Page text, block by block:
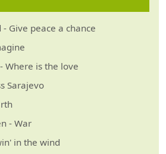
- Give peace a chance
Where is the love
Sarajevo
- War
in the wind